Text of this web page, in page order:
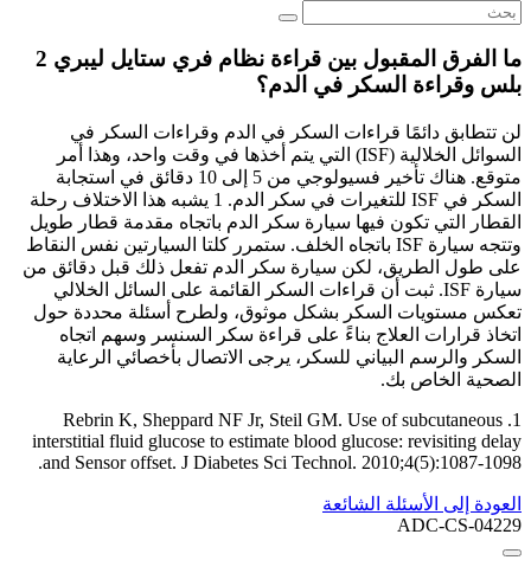
ما الفرق المقبول بين قراءة نظام فري ستايل ليبري 2
بلس وقراءة السكر في الدم؟
لن تتطابق دائمًا قراءات السكر في الدم وقراءات السكر في
السوائل الخلالية (ISF) التي يتم أخذها في وقت واحد، وهذا أمر
متوقع. هناك تأخير فسيولوجي من 5 إلى 10 دقائق في استجابة
السكر في ISF للتغيرات في سكر الدم. 1 يشبه هذا الاختلاف رحلة
القطار التي تكون فيها سيارة سكر الدم باتجاه مقدمة قطار طويل
وتتجه سيارة ISF باتجاه الخلف. ستمرر كلتا السيارتين نفس النقاط
على طول الطريق، لكن سيارة سكر الدم تفعل ذلك قبل دقائق من
سيارة ISF. ثبت أن قراءات السكر القائمة على السائل الخلالي
تعكس مستويات السكر بشكل موثوق، ولطرح أسئلة محددة حول
اتخاذ قرارات العلاج بناءً على قراءة سكر السنسر وسهم اتجاه
السكر والرسم البياني للسكر، يرجى الاتصال بأخصائي الرعاية
الصحية الخاص بك.
1. Rebrin K, Sheppard NF Jr, Steil GM. Use of subcutaneous
interstitial fluid glucose to estimate blood glucose: revisiting delay
and Sensor offset. J Diabetes Sci Technol. 2010;4(5):1087-1098.
العودة إلى الأسئلة الشائعة
ADC-CS-04229